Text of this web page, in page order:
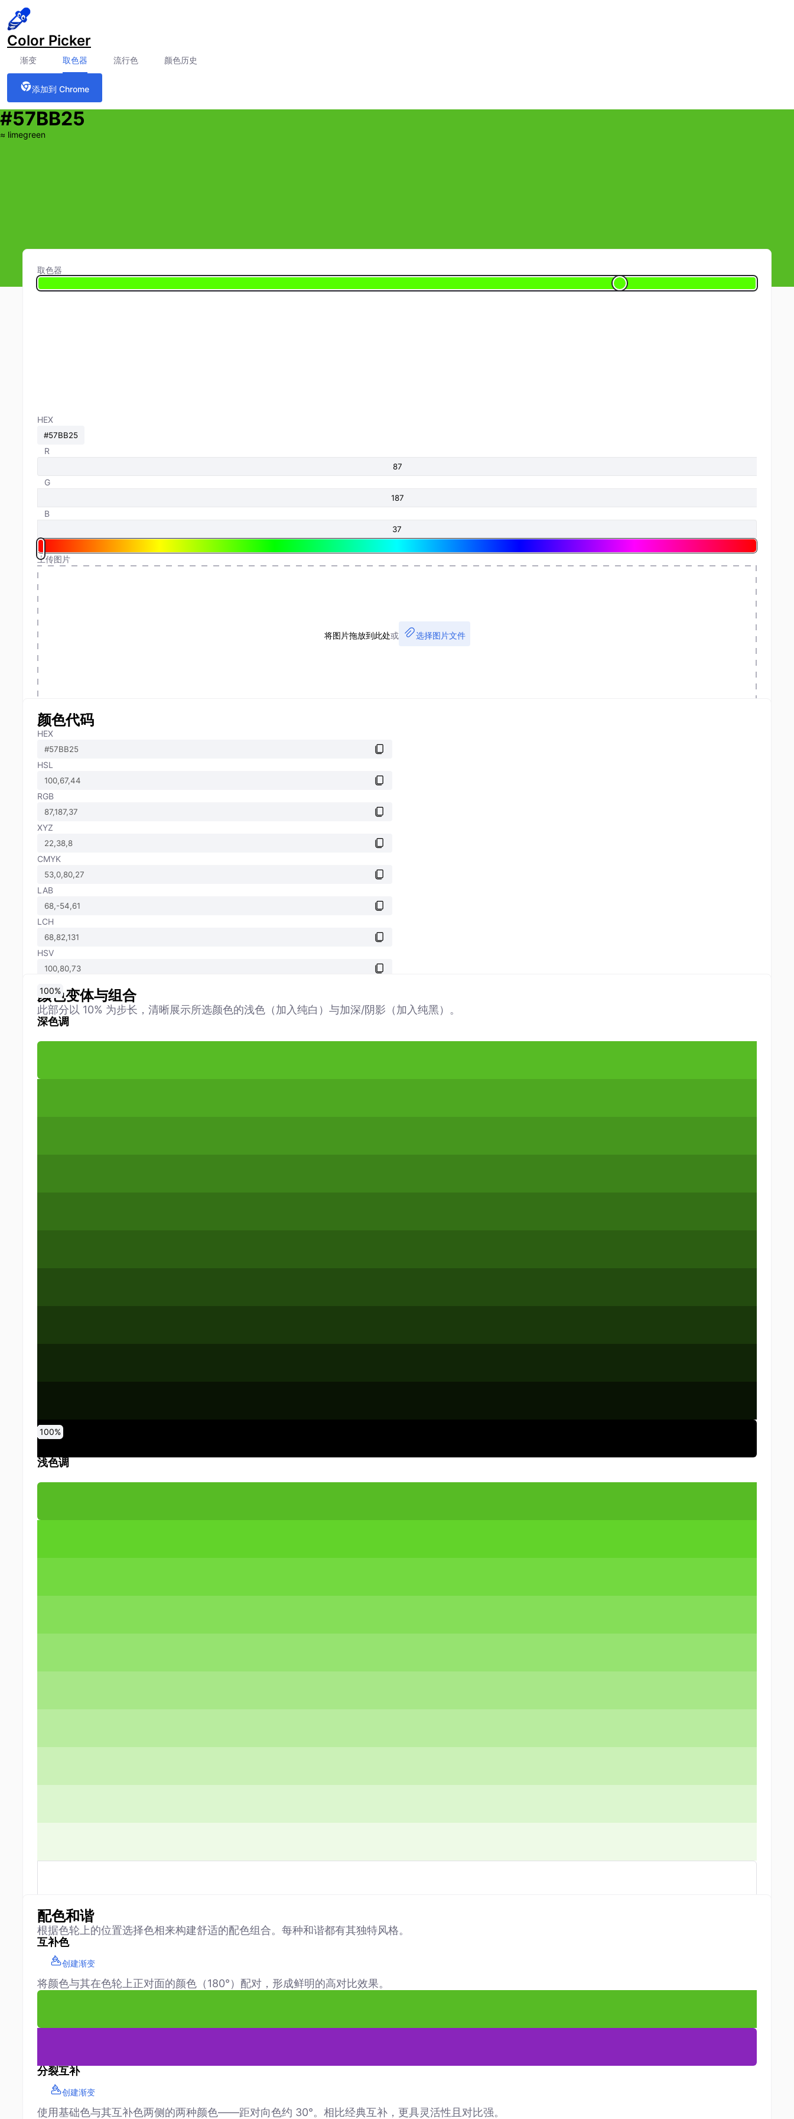
Color Picker
渐变 取色器 流行色 颜色历史
添加到 Chrome
#57BB25
≈ limegreen
取色器
HEX
R
G
B
上传图片
将图片拖放到此处或 选择图片文件
颜色代码
HEX
HSL
RGB
XYZ
CMYK
LAB
LCH
HSV
颜色变体与组合
此部分以 10% 为步长，清晰展示所选颜色的浅色（加入纯白）与加深/阴影（加入纯黑）。
深色调
0%
10%
20%
30%
40%
50%
60%
70%
80%
90%
100%
浅色调
0%
10%
20%
30%
40%
50%
60%
70%
80%
90%
100%
配色和谐
根据色轮上的位置选择色相来构建舒适的配色组合。每种和谐都有其独特风格。
互补色
创建渐变
将颜色与其在色轮上正对面的颜色（180°）配对，形成鲜明的高对比效果。
分裂互补
创建渐变
使用基础色与其互补色两侧的两种颜色——距对向色约 30°。相比经典互补，更具灵活性且对比强。